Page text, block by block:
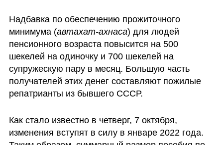
Надбавка по обеспечению прожиточного
минимума (автахат-ахнаса) для людей
пенсионного возраста повысится на 500
шекелей на одиночку и 700 шекелей на
супружескую пару в месяц. Большую часть
получателей этих денег составляют пожилые
репатрианты из бывшего СССР.
Как стало известно в четверг, 7 октября,
изменения вступят в силу в январе 2022 года.